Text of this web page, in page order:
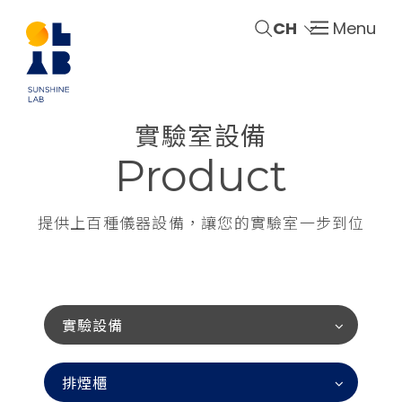
Menu
CH
實驗室設備
Product
提供上百種儀器設備，讓您的實驗室一步到位
實驗設備
排煙櫃